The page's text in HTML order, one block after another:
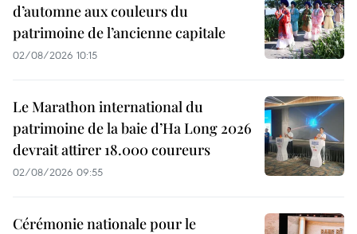
d’automne aux couleurs du
patrimoine de l’ancienne capitale
02/08/2026 10:15
Le Marathon international du
patrimoine de la baie d’Ha Long 2026
devrait attirer 18.000 coureurs
02/08/2026 09:55
Cérémonie nationale pour le